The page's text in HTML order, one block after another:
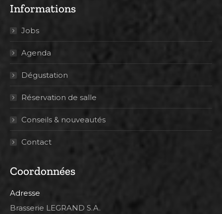
Informations
Jobs
Agenda
Dégustation
Réservation de salle
Conseils & nouveautés
Contact
Coordonnées
Adresse
Brasserie LEGRAND S.A.